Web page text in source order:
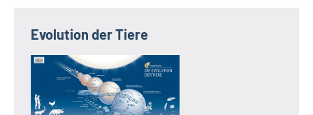
Evolution der Tiere